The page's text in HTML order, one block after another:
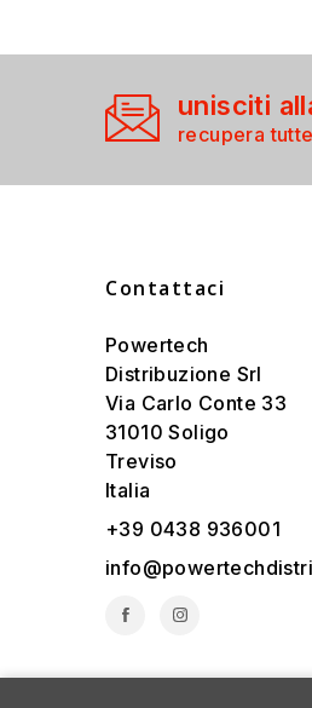
unisciti
recupera
Contattaci
Powertech
Distribuzione Srl
Via Carlo Conte 33
31010 Soligo
Treviso
Italia
+39 0438 936001